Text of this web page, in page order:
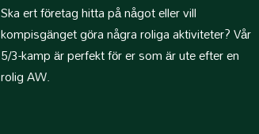
Ska ert företag hitta på något eller vill
kompisgänget göra några roliga aktiviteter? Vår
5/3-kamp är perfekt för er som är ute efter en
rolig AW.